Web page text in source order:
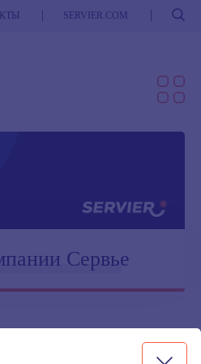
SERVIER.COM Поиск
Сервье
включен в наблюдательное